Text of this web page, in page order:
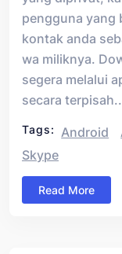
pengguna yang
kontak anda
wa miliknya.
segera melalui
secara
Tags: Android
Skype
Read More